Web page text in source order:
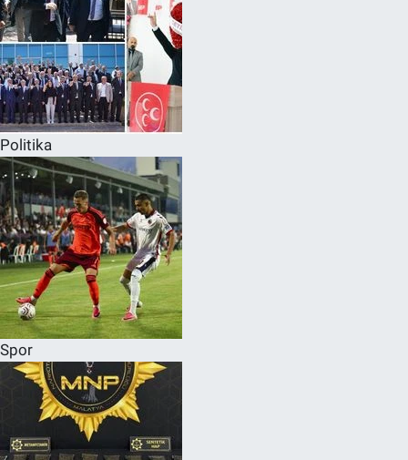
Politika
Spor